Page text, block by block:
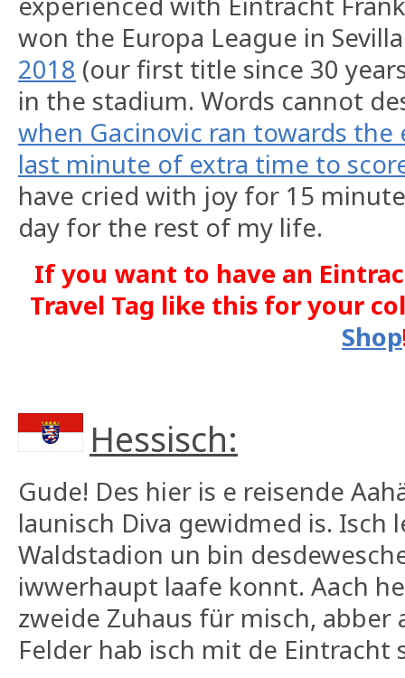
won the Europa League in
2018 (our first title since 30
in the stadium. Words cannot
when Gacinovic ran towards
last minute of extra time to
have cried with joy for 15
day for the rest of my life.
If you want to have an
Travel Tag like this for your
Shop
Hessisch:
Gude! Des hier is e reisende
launisch Diva gewidmed is. Isch
Waldstadion un bin
iwwerhaupt laafe konnt. Aach
zweide Zuhaus für misch, abber
Felder hab isch mit de Eintracht